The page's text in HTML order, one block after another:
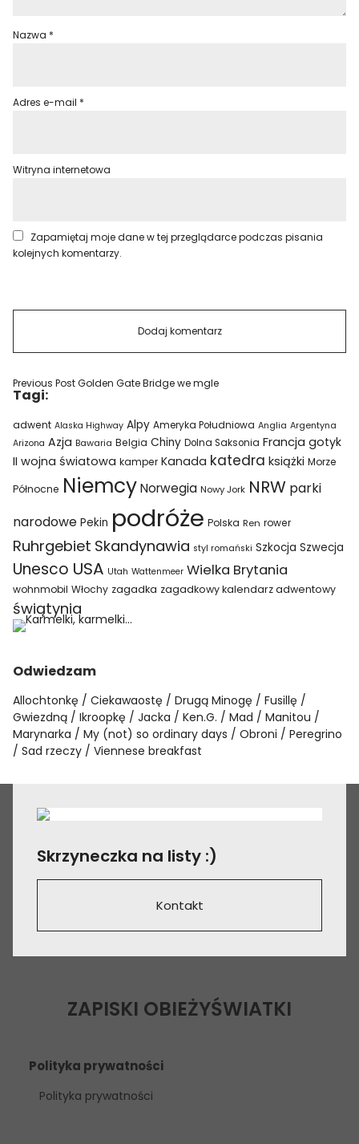
Nazwa *
Adres e-mail *
Witryna internetowa
Zapamiętaj moje dane w tej przeglądarce podczas pisania
kolejnych komentarzy.
Previous PostGolden Gate Bridge we mgle
Tagi:
adwent Alaska Highway Alpy Ameryka Południowa Anglia Argentyna
Arizona Azja Bawaria Belgia Chiny Dolna Saksonia Francja gotyk
II wojna światowa kamper Kanada katedra książki Morze
Północne Niemcy Norwegia Nowy Jork NRW parki
narodowe Pekin podróże Polska Ren rower
Ruhrgebiet Skandynawia styl romański Szkocja Szwecja
Unesco USA Utah Wattenmeer Wielka Brytania
wohnmobil Włochy zagadka zagadkowy kalendarz adwentowy
świątynia
Odwiedzam
Allochtonkę Ciekawaostę Drugą Minogę
Fusillę
Gwiezdną
Ikroopkę Jacka Ken.G. Mad
Manitou
Marynarka
My (not) so ordinary days Obroni
Peregrino
Sad rzeczy
Viennese breakfast
Skrzyneczka na listy :)
Kontakt
ZAPISKI OBIEŻYŚWIATKI
Polityka prywatności
Polityka prywatności